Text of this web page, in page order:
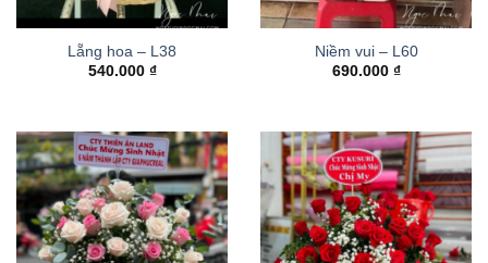
Lẵng hoa – L38
540.000 ₫
Niềm vui – L60
690.000 ₫